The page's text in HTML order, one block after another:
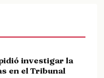
investigar la
en el Tribunal